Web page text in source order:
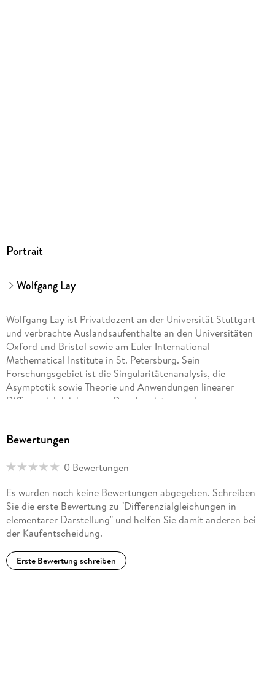
Portrait
Wolfgang Lay
Wolfgang Lay ist Privatdozent an der Universität Stuttgart
und verbrachte Auslandsaufenthalte an den Universitäten
Oxford und Bristol sowie am Euler International
Mathematical Institute in St. Petersburg. Sein
Forschungsgebiet ist die Singularitätenanalysis, die
Asymptotik sowie Theorie und Anwendungen linearer
Differenzialgleichungen. Daneben ist er an der
Mathematik und in mathematikaffinen Fächern interessiert.
Bewertungen
0 Bewertungen
Es wurden noch keine Bewertungen abgegeben. Schreiben
Sie die erste Bewertung zu "Differenzialgleichungen in
elementarer Darstellung" und helfen Sie damit anderen bei
der Kaufentscheidung.
Erste Bewertung schreiben